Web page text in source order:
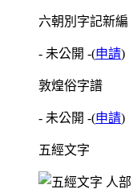
六朝別字記新編
- 未公開 -(申請)
敦煌俗字譜
- 未公開 -(申請)
五經文字